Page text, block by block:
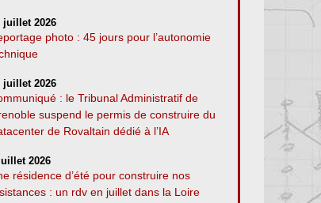
juillet 2026
photo : 45 jours pour l’autonomie
juillet 2026
: le Tribunal Administratif de
suspend le permis de construire du
de Rovaltain dédié à l’IA
2026
résidence d’été pour construire nos
: un rdv en juillet dans la Loire